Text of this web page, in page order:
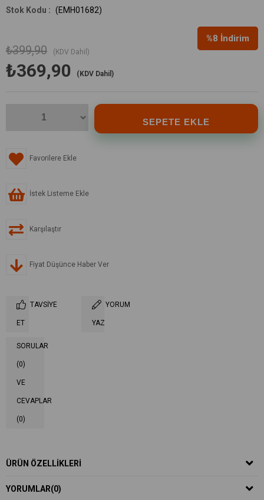
(EMH01682)
%8 İndirim
₺399,90 (KDV Dahil)
₺369,90 (KDV Dahil)
Favorilere Ekle
İstek Listeme Ekle
Karşılaştır
Fiyat Düşünce Haber Ver
TAVSIYE
ET
YORUM
YAZ
SORULAR
(0)
VE
CEVAPLAR
(0)
ÜRÜN ÖZELLIKLERI
YORUMLAR(0)